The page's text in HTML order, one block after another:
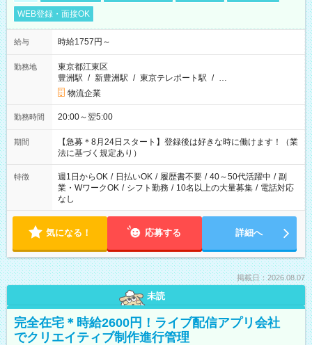
WEB登録・面接OK
給与 時給1757円～
勤務地
東京都江東区
豊洲駅 / 新豊洲駅 / 東京テレポート駅 / …
物流企業
勤務時間 20:00～翌5:00
期間
【急募＊8月24日スタート】登録後は好きな時に働けます！（業
法に基づく規定あり）
特徴 週1日からOK / 日払いOK / 履歴書不要 / 40～50代活躍中 / 副
業・WワークOK / シフト勤務 / 10名以上の大量募集 / 電話対応
なし
気になる！ 応募する 詳細へ
掲載日：2026.08.07
未読
完全在宅＊時給2600円！ライブ配信アプリ会社
でクリエイティブ制作進行管理